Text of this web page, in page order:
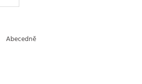
Abecedně